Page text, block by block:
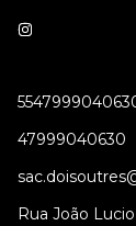
47999040630
Rua João